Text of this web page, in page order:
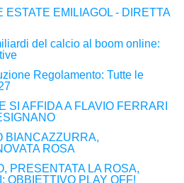
ESTATE EMILIAGOL - DIRETTA
del calcio al boom online:
Regolamento: Tutte le
SI AFFIDA A FLAVIO FERRARI
BIANCAZZURRA,
ROSA
PRESENTATA LA ROSA,
OBBIETTIVO PLAY OFF!